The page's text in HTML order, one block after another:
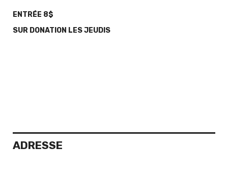
ENTRÉE 8$
SUR DONATION LES JEUDIS
ADRESSE